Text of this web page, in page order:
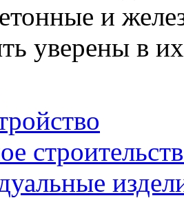
и
уверены в их